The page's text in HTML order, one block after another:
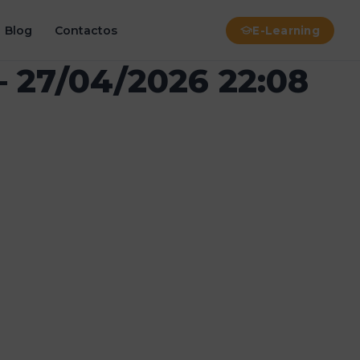
Blog Contactos E-Learning
04/2026 22:08